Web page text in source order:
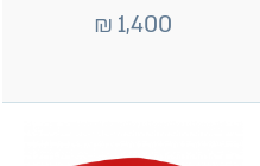
1,400
₪